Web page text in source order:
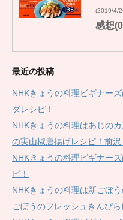
(2019/4/
感想
最近の投稿
NHKきょうの料理ビギナー
ダレシピ！
NHKきょうの料理はあじの
の実山椒唐揚げレシピ！前沢
NHKきょうの料理ビギナー
ピ！
NHKきょうの料理は新ごぼ
ごぼうのフレッシュきんぴら